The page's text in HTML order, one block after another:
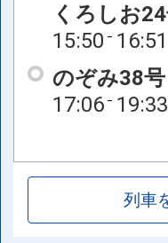
くろしお
15:50 16:51
のぞみ38号
17:06 19:33
列車